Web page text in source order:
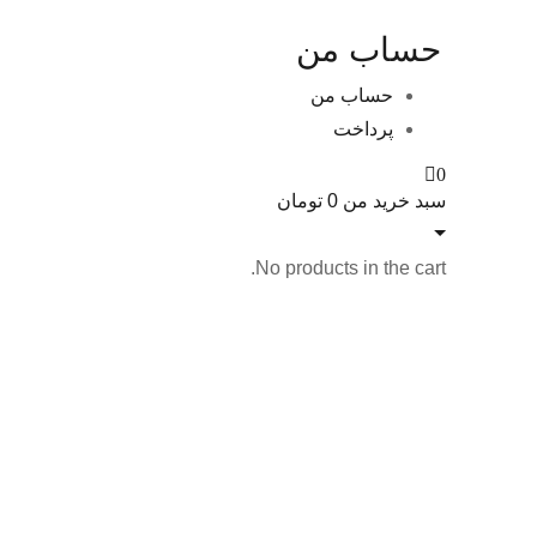
حساب من
حساب من
پرداخت
0
سبد خرید من 0 تومان
No products in the cart.